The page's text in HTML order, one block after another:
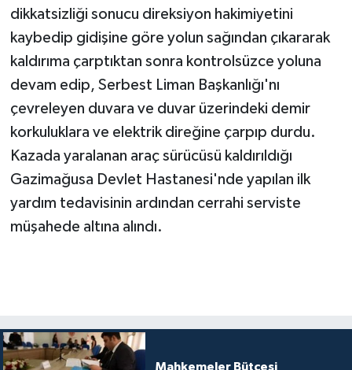
dikkatsizliği sonucu direksiyon hakimiyetini
kaybedip gidişine göre yolun sağından çıkararak
kaldırıma çarptıktan sonra kontrolsüzce yoluna
devam edip, Serbest Liman Başkanlığı'nı
çevreleyen duvara ve duvar üzerindeki demir
korkuluklara ve elektrik direğine çarpıp durdu.
Kazada yaralanan araç sürücüsü kaldırıldığı
Gazimağusa Devlet Hastanesi'nde yapılan ilk
yardım tedavisinin ardından cerrahi serviste
müşahede altına alındı.
Mahkemeler Bütçesi